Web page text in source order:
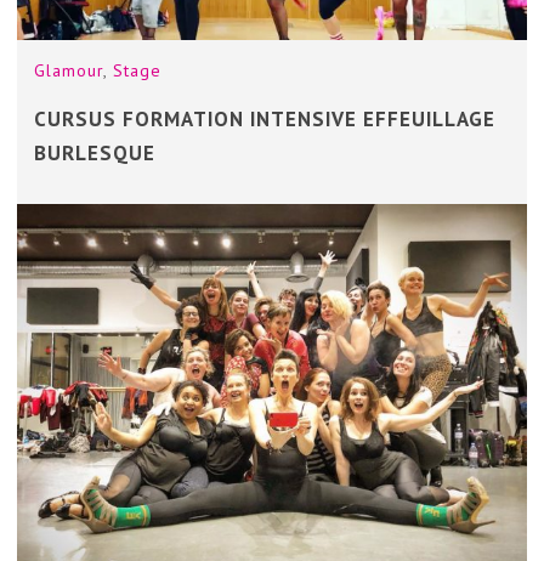
Glamour, Stage
CURSUS FORMATION INTENSIVE EFFEUILLAGE
BURLESQUE